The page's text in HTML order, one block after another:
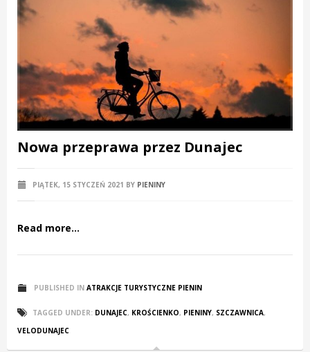
Nowa przeprawa przez Dunajec
PIĄTEK, 15 STYCZEŃ 2021 BY PIENINY
Read more...
PUBLISHED IN ATRAKCJE TURYSTYCZNE PIENIN
TAGGED UNDER: DUNAJEC, KROŚCIENKO, PIENINY, SZCZAWNICA,
VELODUNAJEC